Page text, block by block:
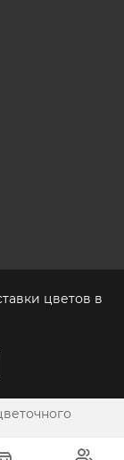
цветов в